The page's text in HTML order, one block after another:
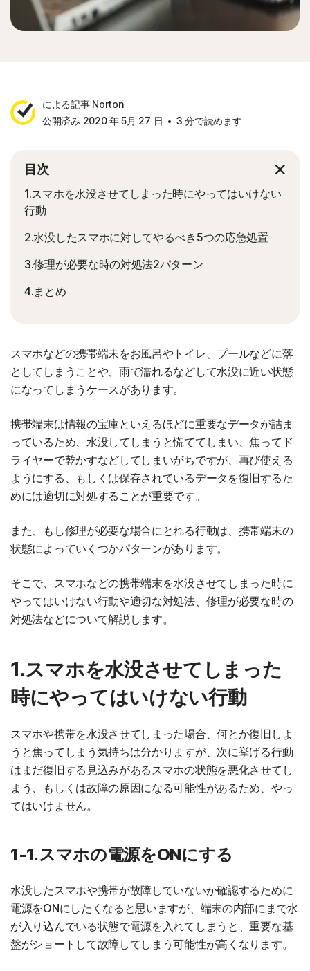
による記事 Norton
公開済み 2020 年 5月 27 日
3 分で読めます
目次
1.スマホを水没させてしまった時にやってはいけない
行動
2.水没したスマホに対してやるべき5つの応急処置
3.修理が必要な時の対処法2パターン
4.まとめ
スマホなどの携帯端末をお風呂やトイレ、プールなどに落
としてしまうことや、雨で濡れるなどして水没に近い状態
になってしまうケースがあります。
携帯端末は情報の宝庫といえるほどに重要なデータが詰ま
っているため、水没してしまうと慌ててしまい、焦ってド
ライヤーで乾かすなどしてしまいがちですが、再び使える
ようにする、もしくは保存されているデータを復旧するた
めには適切に対処することが重要です。
また、もし修理が必要な場合にとれる行動は、携帯端末の
状態によっていくつかパターンがあります。
そこで、スマホなどの携帯端末を水没させてしまった時に
やってはいけない行動や適切な対処法、修理が必要な時の
対処法などについて解説します。
1.スマホを水没させてしまった
時にやってはいけない行動
スマホや携帯を水没させてしまった場合、何とか復旧しよ
うと焦ってしまう気持ちは分かりますが、次に挙げる行動
はまだ復旧する見込みがあるスマホの状態を悪化させてし
まう、もしくは故障の原因になる可能性があるため、やっ
てはいけません。
1-1.スマホの電源をONにする
水没したスマホや携帯が故障していないか確認するために
電源をONにしたくなると思いますが、端末の内部にまで水
が入り込んでいる状態で電源を入れてしまうと、重要な基
盤がショートして故障してしまう可能性が高くなります。